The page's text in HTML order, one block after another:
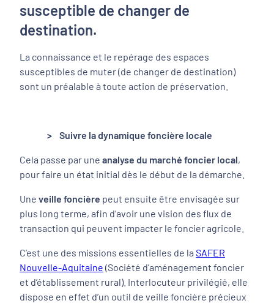
susceptible de changer de
destination.
La connaissance et le repérage des espaces
susceptibles de muter (de changer de destination)
sont un préalable à toute action de préservation.
> Suivre la dynamique foncière locale
Cela passe par une analyse du marché foncier local,
pour faire un état initial dès le début de la démarche.
Une veille foncière peut ensuite être envisagée sur
plus long terme, afin d’avoir une vision des flux de
transaction qui peuvent impacter le foncier agricole.
C’est une des missions essentielles de la SAFER
Nouvelle-Aquitaine (Société d’aménagement foncier
et d’établissement rural). Interlocuteur privilégié, elle
dispose en effet d’un outil de veille foncière précieux